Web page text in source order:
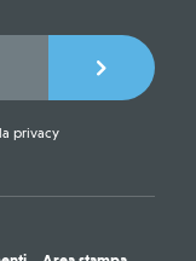
privacy